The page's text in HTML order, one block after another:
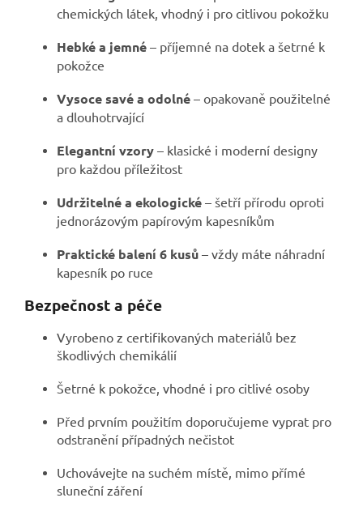
chemických látek, vhodný i pro citlivou pokožku
Hebké a jemné – příjemné na dotek a šetrné k
pokožce
Vysoce savé a odolné – opakovaně použitelné
a dlouhotrvající
Elegantní vzory – klasické i moderní designy
pro každou příležitost
Udržitelné a ekologické – šetří přírodu oproti
jednorázovým papírovým kapesníkům
Praktické balení 6 kusů – vždy máte náhradní
kapesník po ruce
Bezpečnost a péče
Vyrobeno z certifikovaných materiálů bez
škodlivých chemikálií
Šetrné k pokožce, vhodné i pro citlivé osoby
Před prvním použitím doporučujeme vyprat pro
odstranění případných nečistot
Uchovávejte na suchém místě, mimo přímé
sluneční záření